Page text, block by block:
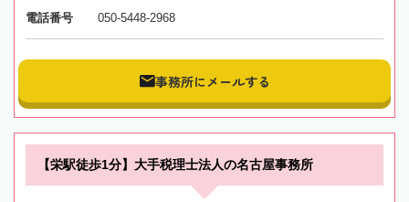
電話番号 050-5448-2968
事務所にメールする
【栄駅徒歩1分】大手税理士法人の名古屋事務所